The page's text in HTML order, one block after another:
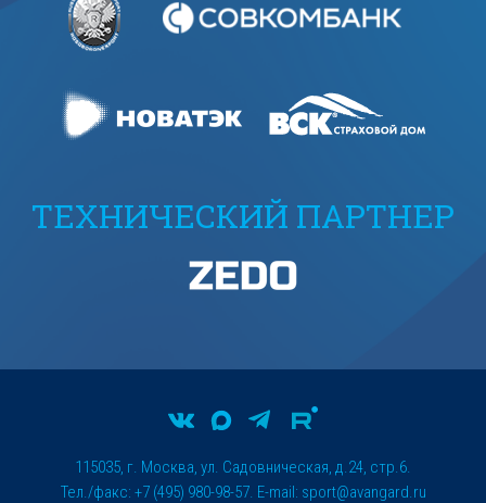
ТЕХНИЧЕСКИЙ ПАРТНЕР
115035, г. Москва, ул. Садовническая, д.24, стр.6.
Тел./факс: +7 (495) 980-98-57. E-mail: sport@avangard.ru